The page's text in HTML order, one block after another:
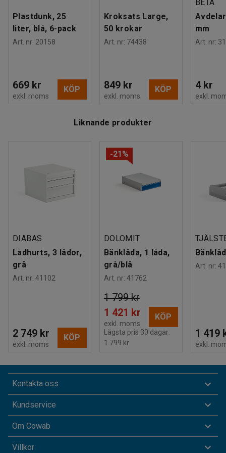
Plastdunk, 25
liter, blå, 6-pack
Art. nr: 20158
669 kr
exkl. moms
KÖP
Kroksats Large,
50 krokar
Art. nr: 74438
849 kr
exkl. moms
KÖP
BETA
mm
Art. nr:
4 kr
exkl.
Liknande produkter
DIABAS
Lådhurts, 3 lådor,
grå
Art. nr: 41102
2 749 kr
exkl. moms
KÖP
-21%
DOLOMIT
Bänklåda, 1 låda,
grå/blå
Art. nr: 41762
1 421 kr
1 799 kr
exkl. moms
KÖP
Lägsta pris 30 dagar:
1 799 kr
Art. nr:
1 419
exkl.
Kontakta oss
Kundservice
Om Cowab
Villkor